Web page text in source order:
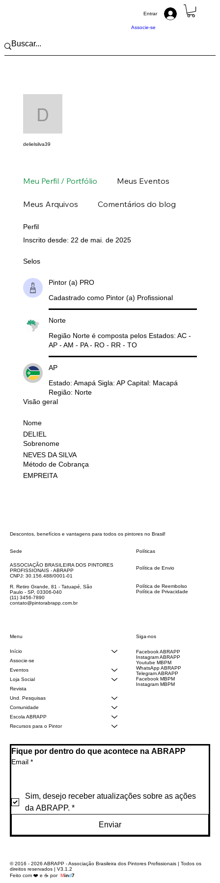
Associe-se
Entrar
delielsilva39
delielsilva39
Meu Perfil / Portfólio Meus Eventos
Meus Arquivos Comentários do blog
Perfil
Inscrito desde: 22 de mai. de 2025
Selos
Pintor (a) PRO
Cadastrado como Pintor (a) Profissional
Norte
Região Norte é composta pelos Estados: AC -
AP - AM - PA - RO - RR - TO
AP
Estado: Amapá Sigla: AP Capital: Macapá
Região: Norte
Visão geral
Nome
DELIEL
Sobrenome
NEVES DA SILVA
Método de Cobrança
EMPREITA
Descontos, benefícios e vantagens para todos os pintores no Brasil!
Sede
ASSOCIAÇÃO BRASILEIRA DOS PINTORES
PROFISSIONAIS - ABRAPP
CNPJ: 30.156.488/0001-01
R. Retiro Grande, 81 - Tatuapé, São
Paulo - SP, 03306-040
(11) 3456-7890
contato@pintorabrapp.com.br
Menu
Início
Associe-se
Eventos
Loja Social
Revista
Und. Pesquisas
Comunidade
Escola ABRAPP
Recursos para o Pintor
Políticas
Política de Envio
Política de Reembolso
Política de Privacidade
Siga-nos
Facebook ABRAPP
Instagram ABRAPP
Youtube MBPM
WhatsApp ABRAPP
Telegram ABRAPP
Facebook MBPM
Instagram MBPM
Fique por dentro do que acontece na ABRAPP
Email *
Sim, desejo receber atualizações sobre as ações
da ABRAPP. *
Enviar
© 2016 - 2026 ABRAPP - Associação Brasileira dos Pintores Profissionais | Todos os
direitos reservados | V3.1.2
Feito com ❤️ e ☕ por
Mind7